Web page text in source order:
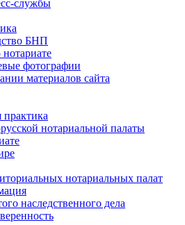
службы
БНП
фотографии
материалов сайта
практика
нотариальной палаты
нотариальных палат
наследственного дела